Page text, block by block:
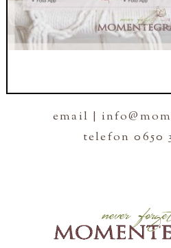
email |
telefon 0650